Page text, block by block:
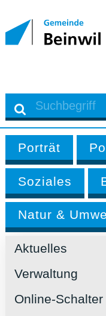
Porträt
Soziales
Natur &
Aktuelles
Verwaltung
Online-Schalter